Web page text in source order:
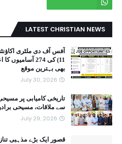
LATEST CHRISTIAN NEWS
11) کی 274
بھی بہترین موقع
July 30, 2026
تاریخی کامیابی پر
سے ملاقات، مسیحی
July 29, 2026
قصور ایک بڑے مذہبی